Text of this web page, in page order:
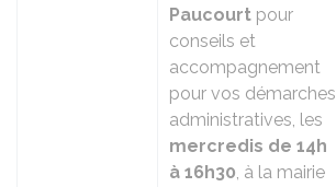
Paucourt pour
conseils et
accompagnement
pour vos démarches
administratives, les
mercredis de 14h
à 16h30, à la mairie